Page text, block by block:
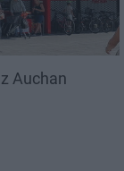
Auchan